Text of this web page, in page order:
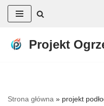
do
Projekt
Strona główna » projekt